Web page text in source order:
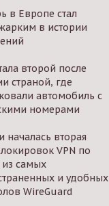
в Европе стал
в истории
второй после
страной, где
автомобиль с
номерами
началась вторая
VPN по
самых
и удобных
WireGuard